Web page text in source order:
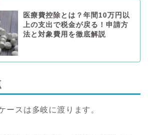
医療費控除とは？年間10万円以
上の支出で税金が戻る！申請方
法と対象費用を徹底解説
ースは多岐に渡ります。